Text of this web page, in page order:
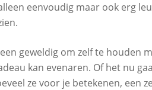
eenvoudig maar ook erg
geweldig om zelf te houden
kan evenaren. Of het nu
ze voor je betekenen, een